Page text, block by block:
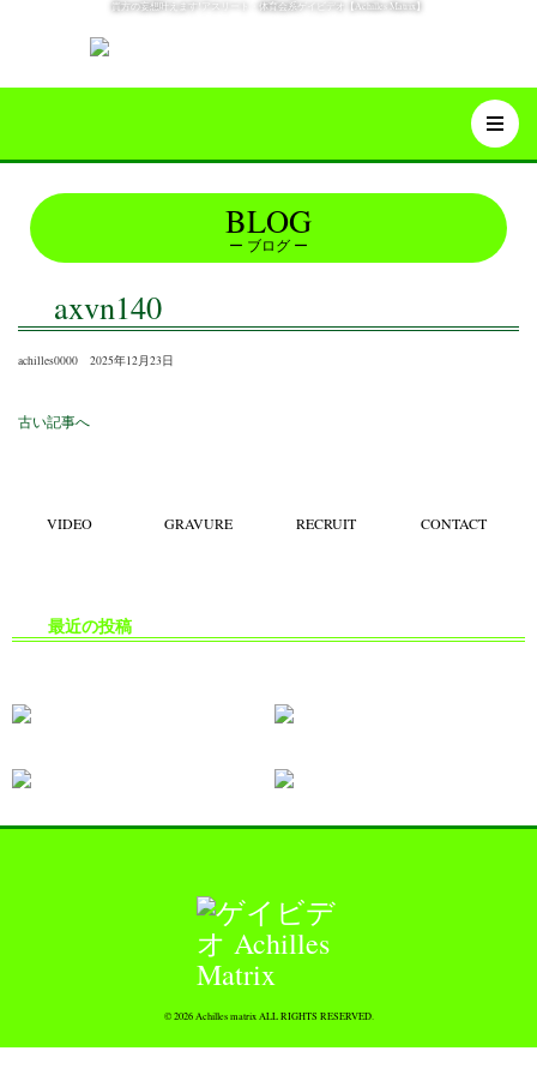
貴方の妄想叶えます!アスリート・体育会系ゲイビデオ【Achilles Matrix】
BLOG
ブログ
axvn140
achilles0000 2025年12月23日
古い記事へ
VIDEO GRAVURE RECRUIT CONTACT
最近の投稿
© 2026 Achilles matrix ALL RIGHTS RESERVED.